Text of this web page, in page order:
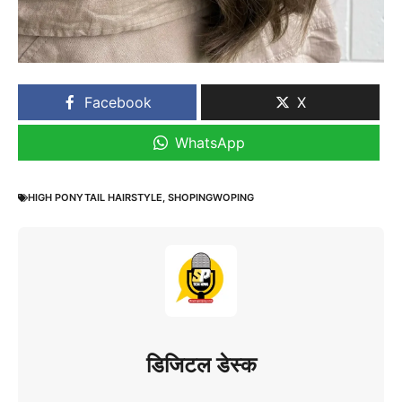
Facebook X
WhatsApp
HIGH PONYTAIL HAIRSTYLE, SHOPINGWOPING
डिजिटल डेस्क